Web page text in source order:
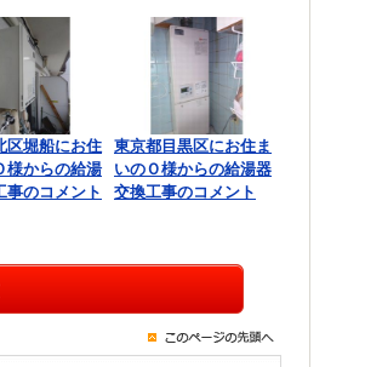
区堀船にお住
様からの給湯
事のコメント
東京都目黒区にお住ま
いのＯ様からの給湯器
交換工事のコメント